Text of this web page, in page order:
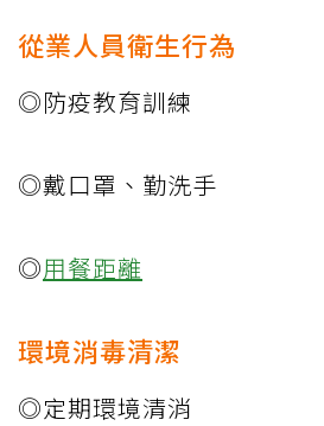
從業人員衛生行為
◎防疫教育訓練
◎戴口罩、勤洗手
◎用餐距離
環境消毒清潔
◎定期環境清消